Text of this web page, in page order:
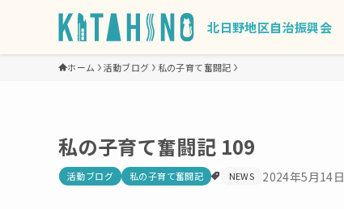
北日野地区自治振興会
ホーム 活動ブログ 私の子育て奮闘記
私の子育て奮闘記 109
活動ブログ 私の子育て奮闘記 NEWS 2024年5月14日